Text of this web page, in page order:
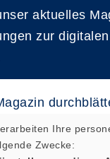
aktuelles
zur digitalen
Ihre
Zwecke: